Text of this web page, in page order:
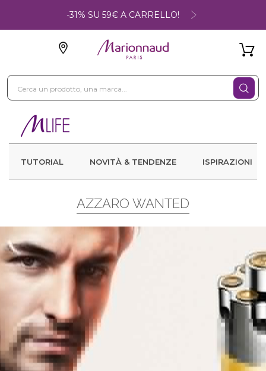
-31% SU 59€ A CARRELLO!
TUTORIAL NOVITÀ & TENDENZE ISPIRAZIONI
AZZARO WANTED